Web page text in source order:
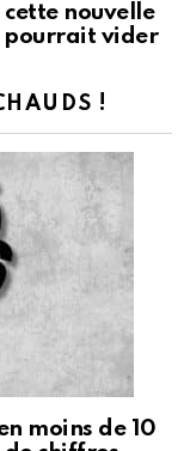
nouvelle
pourrait vider
!
moins de 10